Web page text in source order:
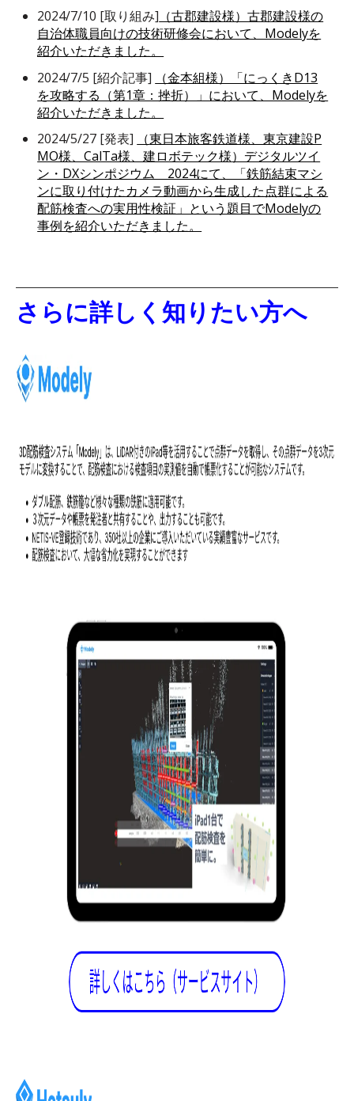
2024/7/10 [取り組み] （古郡建設様）古郡建設様の
自治体職員向けの技術研修会において、Modelyを
紹介いただきました。
2024/7/5 [紹介記事]
（金本組様）「にっくきD13
を攻略する（第1章：挫折）」において、Modelyを
紹介いただきました。
2024/5/27 [発表]
（東日本旅客鉄道様、東京建設P
MO様、CalTa様、建ロボテック様）デジタルツイ
ン・DXシンポジウム 2024にて、「鉄筋結束マシ
ンに取り付けたカメラ動画から生成した点群による
配筋検査への実用性検証」という題目でModelyの
事例を紹介いただきました。
さらに詳しく知りたい方へ